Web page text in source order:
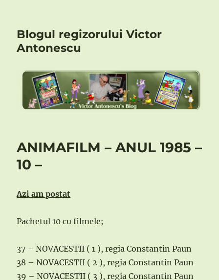
Blogul regizorului Victor
Antonescu
ANIMAFILM – ANUL 1985 –
10 –
Azi am postat
Pachetul 10 cu filmele;
37 – NOVACESTII ( 1 ), regia Constantin Paun
38 – NOVACESTII ( 2 ), regia Constantin Paun
39 – NOVACESTII ( 3 ), regia Constantin Paun